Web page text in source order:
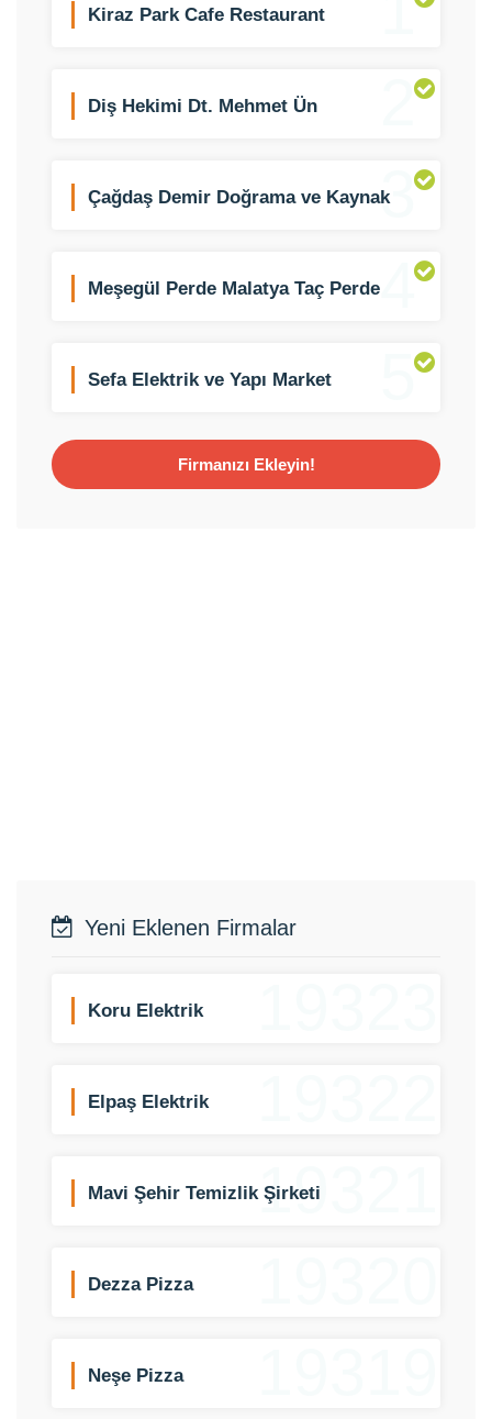
Kiraz Park Cafe Restaurant
2
Diş Hekimi Dt. Mehmet Ün
3
Çağdaş Demir Doğrama ve Kaynak
4
Meşegül Perde Malatya Taç Perde
5
Sefa Elektrik ve Yapı Market
Firmanızı Ekleyin!
Yeni Eklenen Firmalar
Koru Elektrik
Elpaş Elektrik
19321
Mavi Şehir Temizlik Şirketi
Dezza Pizza
Neşe Pizza